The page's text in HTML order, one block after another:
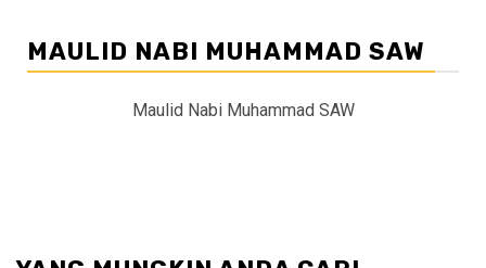
MAULID NABI MUHAMMAD SAW
Maulid Nabi Muhammad SAW